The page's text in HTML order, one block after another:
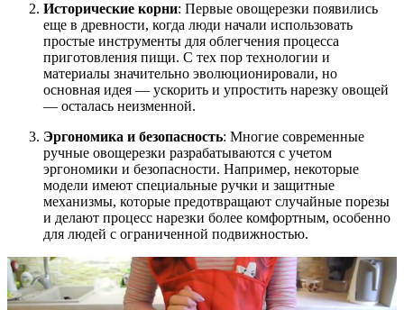
Исторические корни: Первые овощерезки появились
еще в древности, когда люди начали использовать
простые инструменты для облегчения процесса
приготовления пищи. С тех пор технологии и
материалы значительно эволюционировали, но
основная идея — ускорить и упростить нарезку овощей
— осталась неизменной.
Эргономика и безопасность: Многие современные
ручные овощерезки разрабатываются с учетом
эргономики и безопасности. Например, некоторые
модели имеют специальные ручки и защитные
механизмы, которые предотвращают случайные порезы
и делают процесс нарезки более комфортным, особенно
для людей с ограниченной подвижностью.